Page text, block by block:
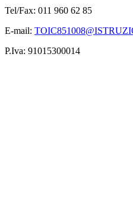
Tel/Fax: 011 960 62 85
E-mail:
P.Iva: 91015300014